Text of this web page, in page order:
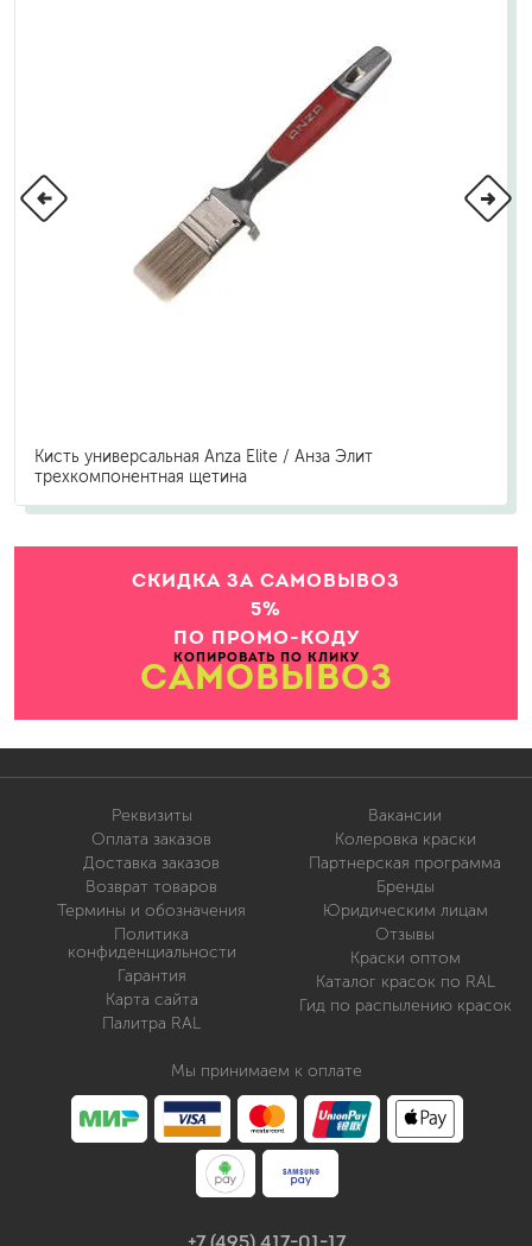
Кисть универсальная Anza Elite / Анза Элит
трехкомпонентная щетина
СКИДКА ЗА САМОВЫВОЗ
5%
ПО ПРОМО-КОДУ
КОПИРОВАТЬ ПО КЛИКУ
САМОВЫВОЗ
Реквизиты
Оплата заказов
Доставка заказов
Возврат товаров
Термины и обозначения
Политика
конфиденциальности
Гарантия
Карта сайта
Палитра RAL
Вакансии
Колеровка краски
Партнерская программа
Бренды
Юридическим лицам
Отзывы
Краски оптом
Каталог красок по RAL
Гид по распылению красок
Мы принимаем к оплате